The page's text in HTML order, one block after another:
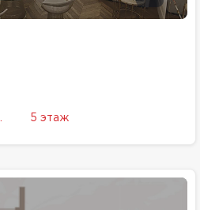
5 этаж